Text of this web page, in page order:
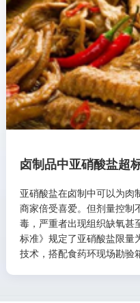
卤制品中亚硝酸盐超
亚硝酸盐在卤制中可以为肉
商家倍受喜爱。但剂量控制
毒，严重者出现组织缺氧甚
标准》规定了亚硝酸盐限量
技术，搭配食药环现场勘验